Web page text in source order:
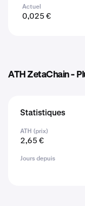
Actuel
0,025 €
ATH ZetaChain -
Statistiques
ATH (prix)
2,65 €
Jours depuis